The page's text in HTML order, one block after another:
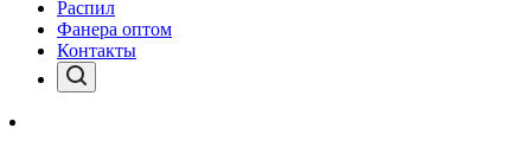
Распил
Фанера оптом
Контакты